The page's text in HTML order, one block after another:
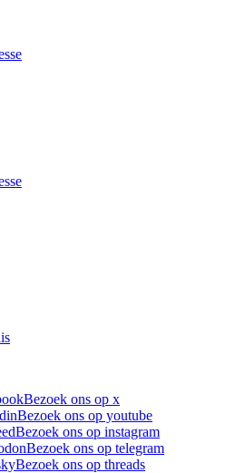
Bezoek ons op x
Bezoek ons op youtube
Bezoek ons op instagram
Bezoek ons op telegram
Bezoek ons op threads